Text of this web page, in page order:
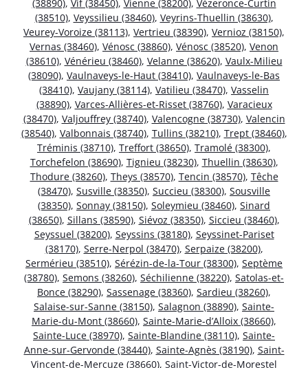
(38890), Vif (38450), Vienne (38200), Vézeronce-Curtin
(38510), Veyssilieu (38460), Veyrins-Thuellin (38630),
Veurey-Voroize (38113), Vertrieu (38390), Vernioz (38150),
Vernas (38460), Vénosc (38860), Vénosc (38520), Venon
(38610), Vénérieu (38460), Velanne (38620), Vaulx-Milieu
(38090), Vaulnaveys-le-Haut (38410), Vaulnaveys-le-Bas
(38410), Vaujany (38114), Vatilieu (38470), Vasselin
(38890), Varces-Allières-et-Risset (38760), Varacieux
(38470), Valjouffrey (38740), Valencogne (38730), Valencin
(38540), Valbonnais (38740), Tullins (38210), Trept (38460),
Tréminis (38710), Treffort (38650), Tramolé (38300),
Torchefelon (38690), Tignieu (38230), Thuellin (38630),
Thodure (38260), Theys (38570), Tencin (38570), Têche
(38470), Susville (38350), Succieu (38300), Sousville
(38350), Sonnay (38150), Soleymieu (38460), Sinard
(38650), Sillans (38590), Siévoz (38350), Siccieu (38460),
Seyssuel (38200), Seyssins (38180), Seyssinet-Pariset
(38170), Serre-Nerpol (38470), Serpaize (38200),
Sermérieu (38510), Sérézin-de-la-Tour (38300), Septème
(38780), Semons (38260), Séchilienne (38220), Satolas-et-
Bonce (38290), Sassenage (38360), Sardieu (38260),
Salaise-sur-Sanne (38150), Salagnon (38890), Sainte-
Marie-du-Mont (38660), Sainte-Marie-d’Alloix (38660),
Sainte-Luce (38970), Sainte-Blandine (38110), Sainte-
Anne-sur-Gervonde (38440), Sainte-Agnès (38190), Saint-
Vincent-de-Mercuze (38660), Saint-Victor-de-Morestel